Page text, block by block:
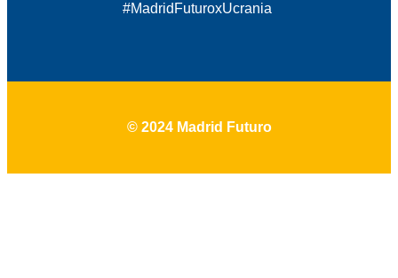
#MadridFuturoxUcrania
© 2024 Madrid Futuro